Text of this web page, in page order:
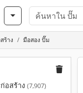
ร้าง มือสอง ปั๊ม
อสร้าง (7,907)